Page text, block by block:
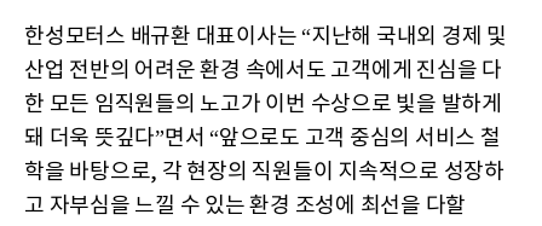
한성모터스 배규환 대표이사는 “지난해 국내외 경제 및
산업 전반의 어려운 환경 속에서도 고객에게 진심을 다
한 모든 임직원들의 노고가 이번 수상으로 빛을 발하게
돼 더욱 뜻깊다”면서 “앞으로도 고객 중심의 서비스 철
학을 바탕으로, 각 현장의 직원들이 지속적으로 성장하
고 자부심을 느낄 수 있는 환경 조성에 최선을 다할